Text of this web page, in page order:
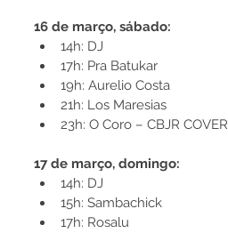
16 de março, sábado:
14h: DJ
17h: Pra Batukar
19h: Aurelio Costa
21h: Los Maresias
23h: O Coro – CBJR COVER
17 de março, domingo:
14h: DJ
15h: Sambachick
17h: Rosalu